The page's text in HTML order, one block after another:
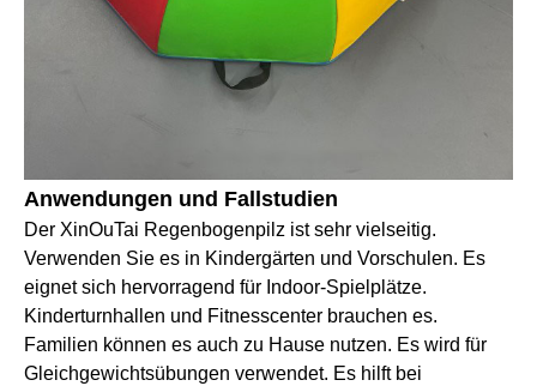
Anwendungen und Fallstudien
Der XinOuTai Regenbogenpilz ist sehr vielseitig.
Verwenden Sie es in Kindergärten und Vorschulen. Es
eignet sich hervorragend für Indoor-Spielplätze.
Kinderturnhallen und Fitnesscenter brauchen es.
Familien können es auch zu Hause nutzen. Es wird für
Gleichgewichtsübungen verwendet. Es hilft bei